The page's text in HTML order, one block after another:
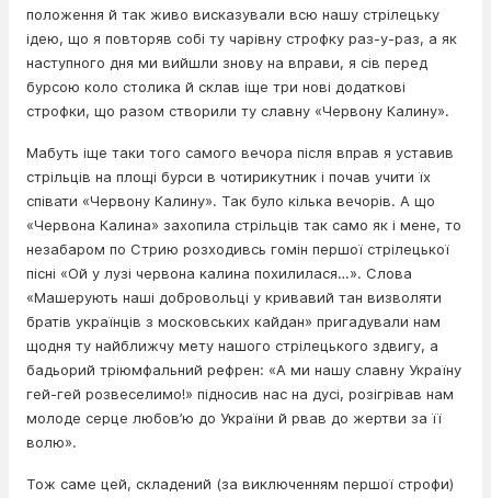
положення й так живо висказували всю нашу стрілецьку
ідею, що я повторяв собі ту чарівну строфку раз-у-раз, а як
наступного дня ми вийшли знову на вправи, я сів перед
бурсою коло столика й склав іще три нові додаткові
строфки, що разом створили ту славну «Червону Калину».
Мабуть іще таки того самого вечора після вправ я уставив
стрільців на площі бурси в чотирикутник і почав учити їх
співати «Червону Калину». Так було кілька вечорів. А що
«Червона Калина» захопила стрільців так само як і мене, то
незабаром по Стрию розходивсь гомін першої стрілецької
пісні «Ой у лузі червона калина похилилася…». Слова
«Машерують наші добровольці у кривавий тан визволяти
братів українців з московських кайдан» пригадували нам
щодня ту найближчу мету нашого стрілецького здвигу, а
бадьорий тріюмфальний рефрен: «А ми нашу славну Україну
гей-гей розвеселимо!» підносив нас на дусі, розігрівав нам
молоде серце любов’ю до України й рвав до жертви за її
волю».
Тож саме цей, складений (за виключенням першої строфи)